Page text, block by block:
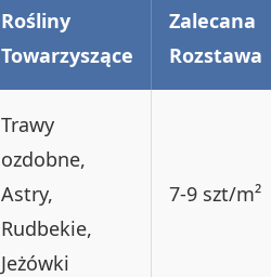
Rośliny
Towarzyszące
Zalecana
Rozstawa
Trawy
ozdobne,
Astry,
Rudbekie,
Jeżówki
7-9 szt/m²